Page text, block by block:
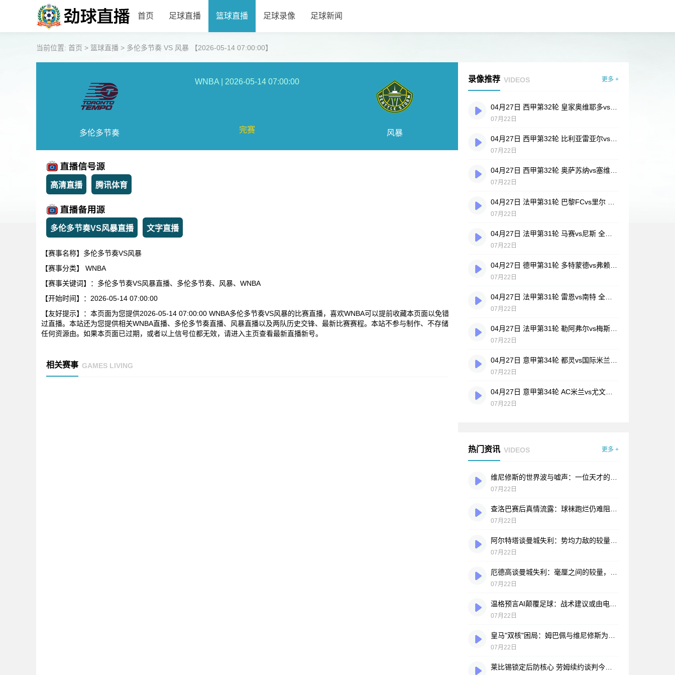
首页 足球直播 篮球直播 足球录像 足球新闻
当前位置: 首页 > 篮球直播 > 多伦多节奏 VS 风暴 【2026-05-14 07:00:00】
多伦多节奏
WNBA 2026-05-14 07:00:00
完赛 风暴
高清直播 腾讯体育
多伦多节奏VS风暴直播 文字直播
【赛事名称】多伦多节奏VS风暴
【赛事分类】 WNBA
【赛事关键词】：多伦多节奏VS风暴直播、多伦多节奏、风暴、WNBA
【开始时间】：2026-05-14 07:00:00
【友好提示】：本页面为您提供2026-05-14 07:00:00 WNBA多伦多节奏VS风暴的比赛直播，喜欢WNBA可以提前收藏本页面以免错
过直播。本站还为您提供相关WNBA直播、多伦多节奏直播、风暴直播以及两队历史交锋、最新比赛赛程。本站不参与制作、不存储
任何资源由。如果本页面已过期，或者以上信号位都无效，请进入主页查看最新直播新号。
相关赛事 GAMES LIVING
录像推荐 VIDEOS 更多 +
07月22日
07月22日
07月22日
07月22日
07月22日
07月22日
07月22日
07月22日
07月22日
07月22日
热门资讯 VIDEOS 更多 +
07月22日
07月22日
07月22日
07月22日
07月22日
07月22日